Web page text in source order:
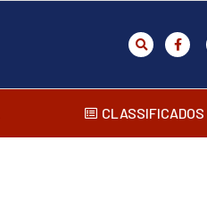
CLASSIFICADOS